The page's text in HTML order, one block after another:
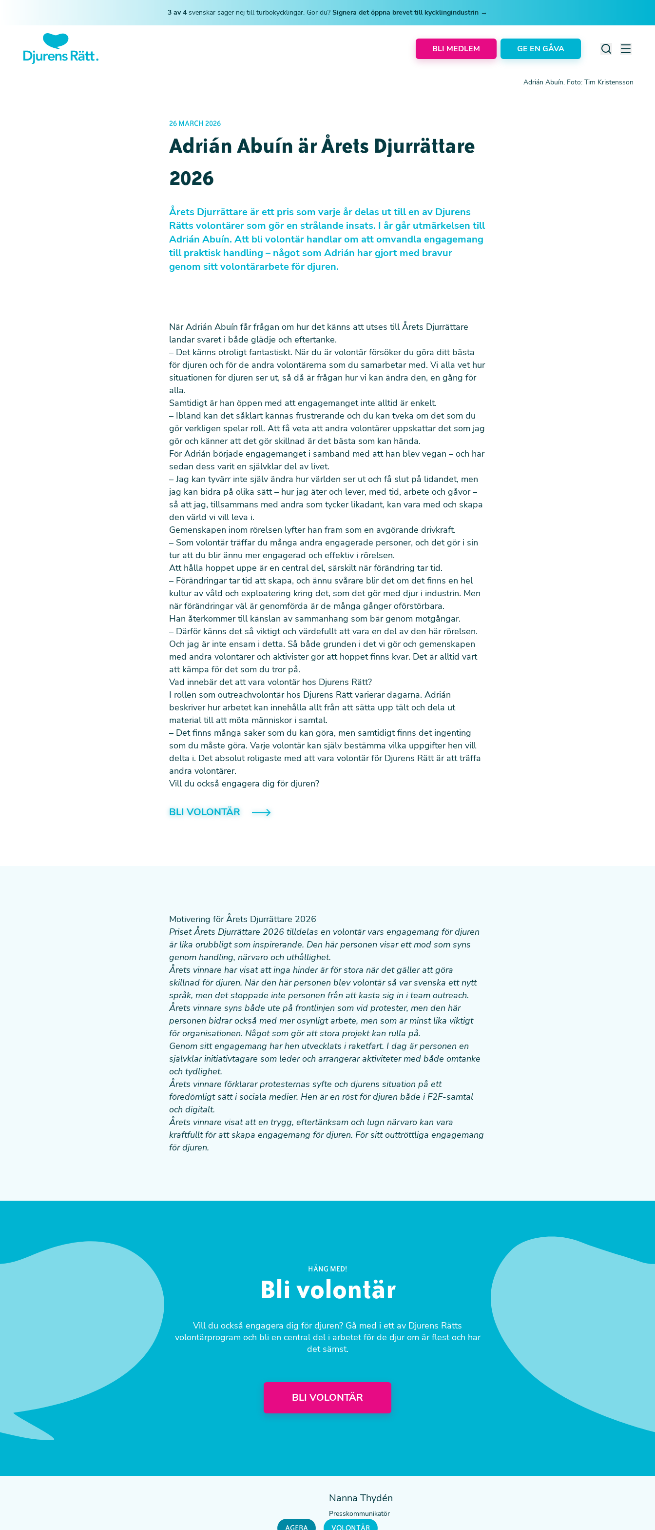
3 av 4 svenskar säger nej till turbokycklingar. Gör du? Signera det öppna brevet till kycklingindustrin →
BLI MEDLEM GE EN GÅVA
Adrián Abuín. Foto: Tim Kristensson
26 MARCH 2026
Adrián Abuín är Årets Djurrättare
2026
Årets Djurrättare är ett pris som varje år delas ut till en av Djurens
Rätts volontärer som gör en strålande insats. I år går utmärkelsen till
Adrián Abuín. Att bli volontär handlar om att omvandla engagemang
till praktisk handling – något som Adrián har gjort med bravur
genom sitt volontärarbete för djuren.
När Adrián Abuín får frågan om hur det känns att utses till Årets Djurrättare
landar svaret i både glädje och eftertanke.
– Det känns otroligt fantastiskt. När du är volontär försöker du göra ditt bästa
för djuren och för de andra volontärerna som du samarbetar med. Vi alla vet hur
situationen för djuren ser ut, så då är frågan hur vi kan ändra den, en gång för
alla.
Samtidigt är han öppen med att engagemanget inte alltid är enkelt.
– Ibland kan det såklart kännas frustrerande och du kan tveka om det som du
gör verkligen spelar roll. Att få veta att andra volontärer uppskattar det som jag
gör och känner att det gör skillnad är det bästa som kan hända.
För Adrián började engagemanget i samband med att han blev vegan – och har
sedan dess varit en självklar del av livet.
–Jag kan tyvärr inte själv ändra hur världen ser ut och få slut på lidandet, men
jag kan bidra på olika sätt – hur jag äter och lever, med tid, arbete och gåvor –
så att jag, tillsammans med andra som tycker likadant, kan vara med och skapa
den värld vi vill leva i.
Gemenskapen inom rörelsen lyfter han fram som en avgörande drivkraft.
– Som volontär träffar du många andra engagerade personer, och det gör i sin
tur att du blir ännu mer engagerad och effektiv i rörelsen.
Att hålla hoppet uppe är en central del, särskilt när förändring tar tid.
– Förändringar tar tid att skapa, och ännu svårare blir det om det finns en hel
kultur av våld och exploatering kring det, som det gör med djur i industrin. Men
när förändringarväl är genomförda är de många gångeroförstörbara.
Han återkommer till känslan av sammanhang som bär genom motgångar.
– Därför känns det så viktigt och värdefullt att vara en del av den här rörelsen.
Och jag är inte ensam i detta. Så både grunden i det vi gör och gemenskapen
med andra volontärer och aktivister gör att hoppet finns kvar. Det är alltid värt
att kämpa för det som du tror på.
Vad innebär det att vara volontär hos Djurens Rätt?
I rollen som outreachvolontär hos Djurens Rätt varierar dagarna. Adrián
beskriver hur arbetet kan innehålla allt från att sätta upp tält och dela ut
material till att möta människor i samtal.
– Det finns många saker som du kan göra, men samtidigt finns det ingenting
som du måste göra. Varje volontär kan själv bestämma vilka uppgifter hen vill
delta i. Det absolut roligaste med att vara volontär för Djurens Rätt är att träffa
andra volontärer.
Vill du också engagera dig för djuren?
BLI VOLONTÄR
Motivering för Årets Djurrättare 2026
Priset Årets Djurrättare 2026 tilldelas en volontär vars engagemang för djuren
är lika orubbligt som inspirerande. Den här personen visar ett mod som syns
genom handling, närvaro och uthållighet.
Årets vinnare har visat att inga hinder är för stora när det gäller att göra
skillnad för djuren. När den här personen blev volontär så var svenska ett nytt
språk, men det stoppade inte personen från att kasta sig in i team outreach.
Årets vinnare syns både ute på frontlinjen som vid protester, men den här
personen bidrar också med mer osynligt arbete, men som är minst lika viktigt
för organisationen. Något som gör att stora projekt kan rulla på.
Genom sitt engagemang har hen utvecklats i raketfart. I dag är personen en
självklar initiativtagare som leder och arrangerar aktiviteter med både omtanke
och tydlighet.
Årets vinnare förklarar protesternas syfte och djurens situation på ett
föredömligt sätt i sociala medier. Hen är en röst för djuren både i F2F-samtal
och digitalt.
Årets vinnare visat att en trygg, eftertänksam och lugn närvaro kan vara
kraftfullt för att skapa engagemang för djuren. För sitt outtröttliga engagemang
för djuren.
HÄNG MED!
Bli volontär
Vill du också engagera dig för djuren? Gå med i ett av Djurens Rätts
volontärprogram och bli en central del i arbetet för de djur om är flest och har
det sämst.
BLI VOLONTÄR
Nanna Thydén
Presskommunikatör
AGERA VOLONTÄR